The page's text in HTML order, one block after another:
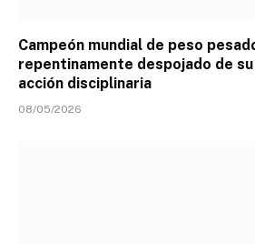
Campeón mundial de peso
repentinamente despojado de
acción disciplinaria
08/05/2026